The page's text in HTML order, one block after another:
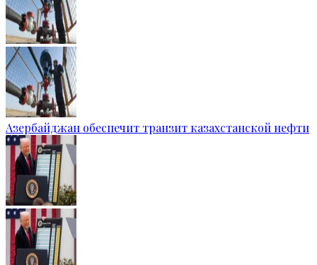
Азербайджан обеспечит транзит казахстанской нефти